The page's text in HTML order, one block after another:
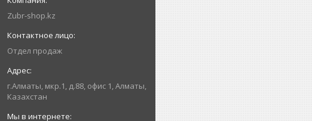
Zubr-shop.kz
Отдел продаж
г.Алматы, мкр.1, д.88, офис 1, Алматы,
Казахстан